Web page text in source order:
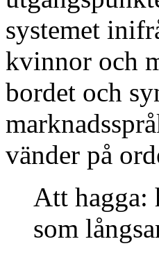
systemet
kvinnor och
bordet och
vänder på
Att hagga:
som